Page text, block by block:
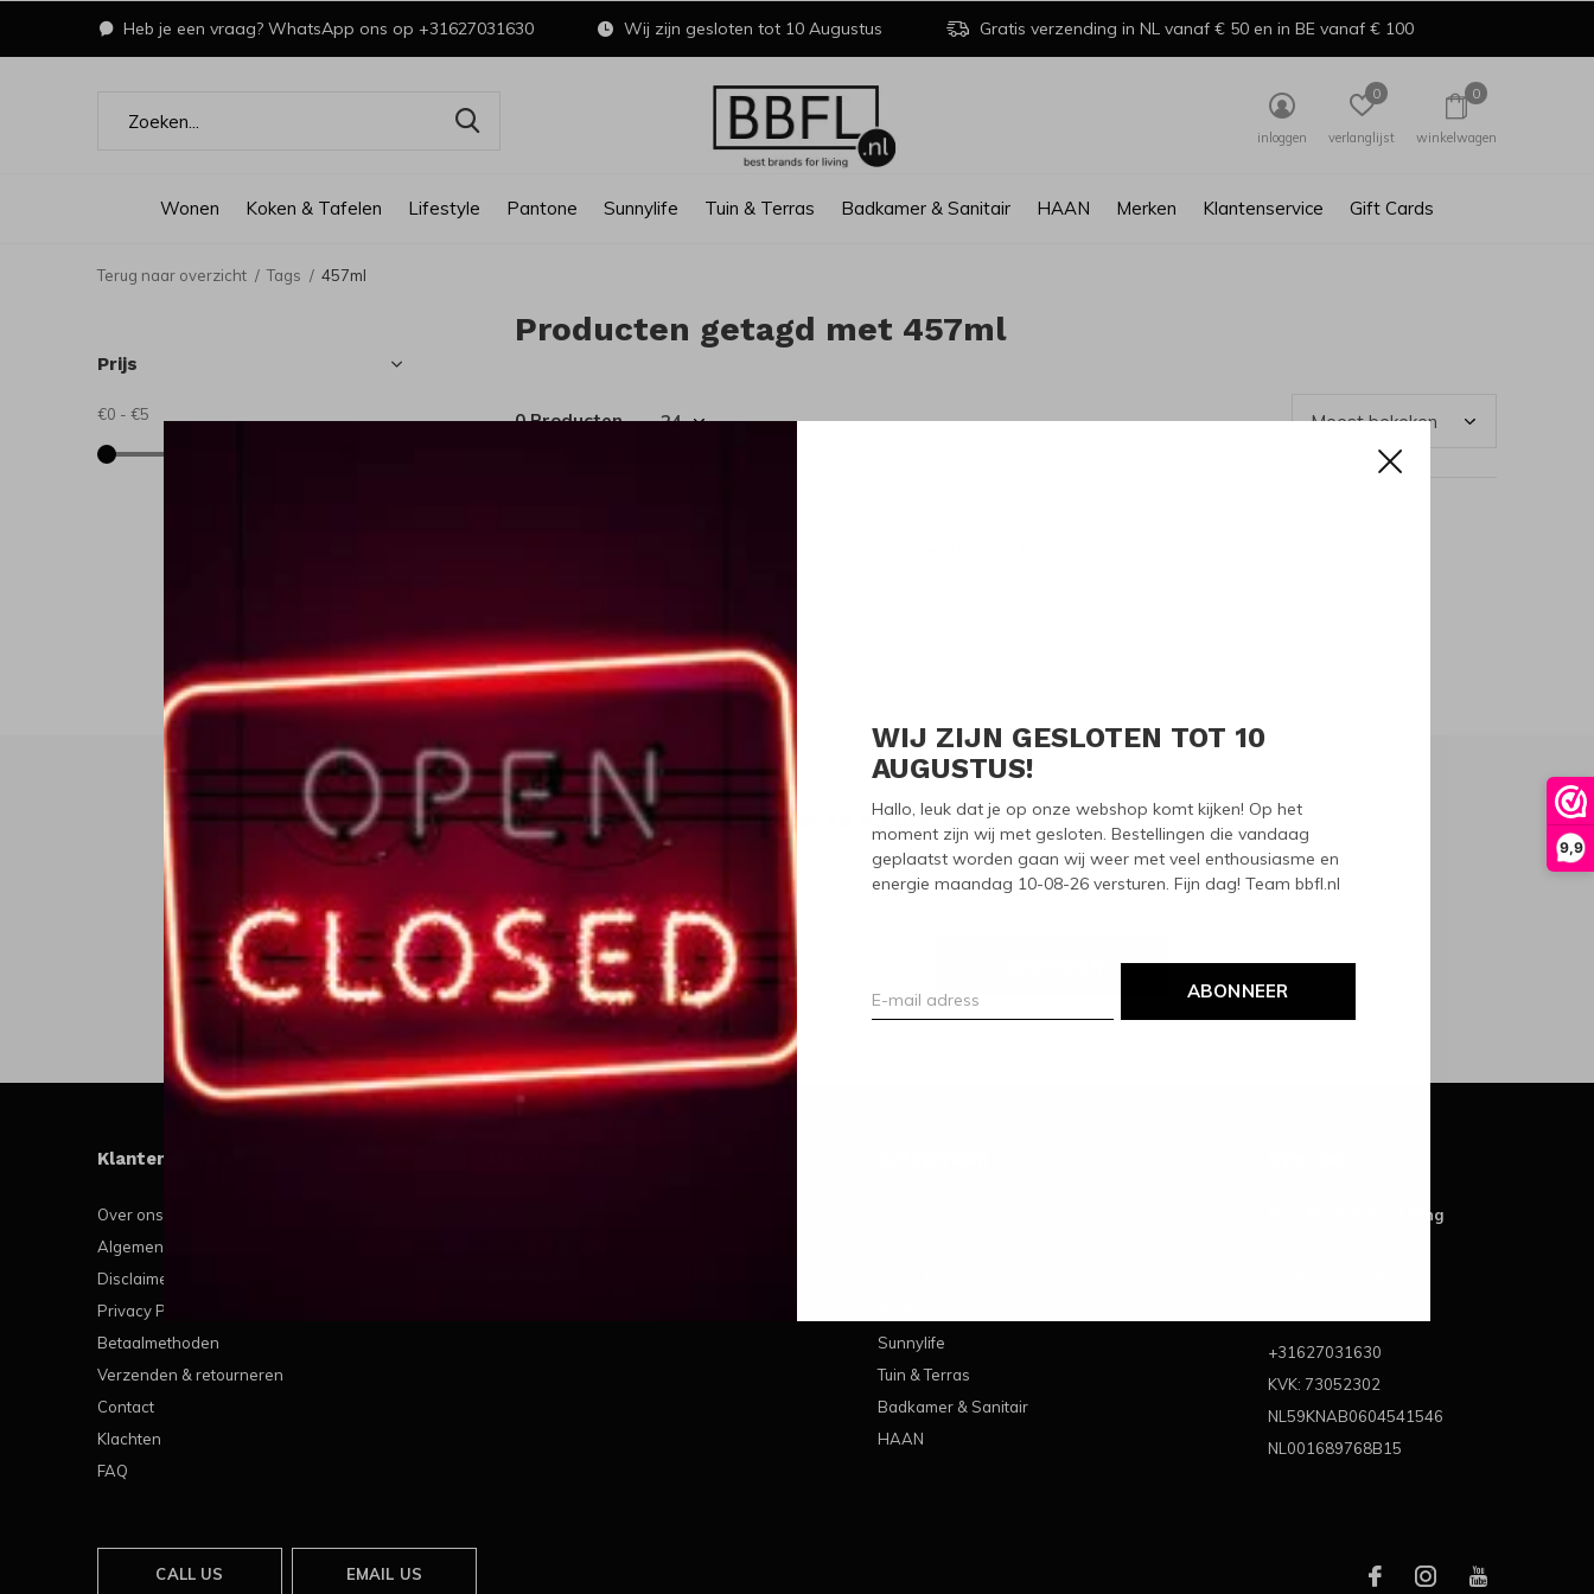
9,9
WIJ ZIJN GESLOTEN TOT 10
AUGUSTUS!
Hallo, leuk dat je op onze webshop komt kijken! Op het
moment zijn wij met gesloten. Bestellingen die vandaag
geplaatst worden gaan wij weer met veel enthousiasme en
energie maandag 10-08-26 versturen. Fijn dag! Team bbfl.nl
ABONNEER
Wonen Koken & Tafelen Lifestyle Pantone Sunnylife Tuin & Terras Badkamer & Sanitair HAAN Merken Klantenservice Gift Cards
inloggen verlanglijst
0
winkelwagen
0
Heb je een vraag? WhatsApp ons op +31627031630 Wij zijn gesloten tot 10 Augustus Gratis verzending in NL vanaf € 50 en in BE vanaf € 100
Terug naar overzicht Tags 457ml
Producten getagd met 457ml
0 Producten
Prijs
€0 - €5
Meld je aan voor onze nieuwsbrief
Ontvang de nieuwste aanbiedingen en promoties
Klantenservice
Over ons
Algemene voorwaarden
Disclaimer
Privacy Policy
Betaalmethoden
Verzenden & retourneren
Contact
Klachten
FAQ
Sunnylife
Tuin & Terras
Badkamer & Sanitair
HAAN
Best Brands For Living
+31627031630
KVK: 73052302
NL59KNAB0604541546
NL001689768B15
CALL US EMAIL US